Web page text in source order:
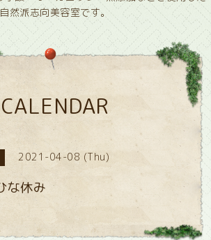
自然派志向美容室です。
CALENDAR
2021-04-08 (Thu)
な休み